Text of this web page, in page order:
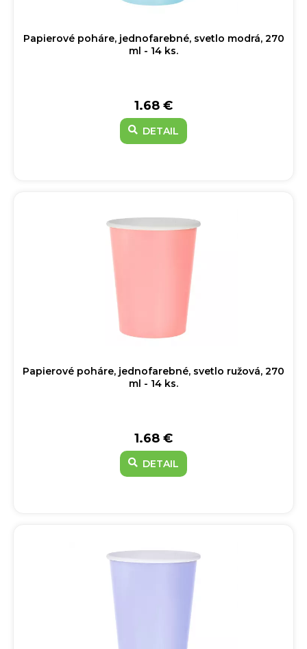
Papierové poháre, jednofarebné, svetlo modrá, 270
ml - 14 ks.
1.68 €
DETAIL
Papierové poháre, jednofarebné, svetlo ružová, 270
ml - 14 ks.
1.68 €
DETAIL